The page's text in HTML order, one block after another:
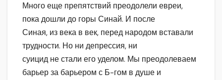
Много еще препятствий преодолели евреи,
пока дошли до горы Синай. И после
Синая, из века в век, перед народом вставали
трудности. Но ни депрессия, ни
суицид не стали его уделом. Мы преодолеваем
барьер за барьером с Б-гом в душе и